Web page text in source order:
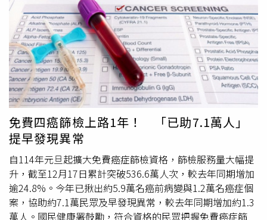
康。
全不同」。劉博仁指出，根據世界衛生組織（WHO）與國
際癌症研究機構（IARC）2026年2月發布的報告顯示，約有
37％到40％的新發癌症病例，與30種「可改變的風險因
素」直接相關，「換句話說，有將近4成的癌症，本來不必
發生」。報告中特別強調「感染因子」的威脅性，因為病毒
與細菌會引起身體長期發炎，進一步破壞細胞粒線體功能，
導致基因突變。對此，劉博仁也列出預防癌症的3種方法：
一、積極篩檢與根除感染及早根除幽門桿菌可大幅降低胃癌
風險；B、C 肝患者應規律追蹤抗病毒治療；年輕族群則應
積極接種HPV疫苗。二、優化細胞環境癌症往往與身體發炎
有關，補充對的營養素、選擇抗發炎的優質油脂，能保護粒
線體，讓細胞維持正常修復機制。三、控管生活中的風險因
素除了抽菸、飲酒、肥胖外，空氣汙染和精緻糖分的威脅，
提醒民眾日常應注意生活中的風險因素。劉博仁提醒，與其
等疾病發生再治療，不如先檢視自身的風險因子，透過科學
免費四癌篩檢上路1年！ 「已助7.1萬人」
提早發現異常
自114年元旦起擴大免費癌症篩檢資格，篩檢服務量大幅提
升，截至12月17日累計突破536.6萬人次，較去年同期增加
逾24.8%。今年已揪出約5.9萬名癌前病變與1.2萬名癌症個
案，協助約7.1萬民眾及早發現異常，較去年同期增加約1.3
萬人。國民健康署鼓勵，符合資格的民眾把握免費癌症篩